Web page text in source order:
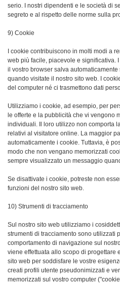
serio. I nostri dipendenti e le società di
segreto e al rispetto delle norme sulla
9) Cookie
I cookie contribuiscono in molti modi a
web più facile, piacevole e significativa.
il vostro browser salva
quando visitate il nostro sito web. I
del computer né ci trasmettono dati
Utilizziamo i cookie, ad esempio, per
le offerte e la pubblicità che vi vengono
individuali. Il loro utilizzo non comporta
relativi al visitatore online. La maggior
automaticamente i cookie. Tuttavia, è
modo che non vengano memorizzati
sempre visualizzato un messaggio
Se disattivate i cookie, potreste non
funzioni del nostro sito web.
10) Strumenti di tracciamento
Sul nostro sito web utilizziamo i
strumenti di tracciamento sono utilizzati
comportamento di navigazione sul
viene effettuata allo scopo di progettare
sito web per soddisfare le vostre
creati profili utente pseudonimizzati e
memorizzati sul vostro computer